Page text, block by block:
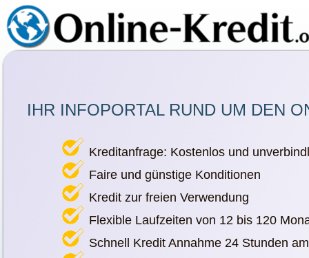
IHR INFOPORTAL RUND UM DEN
Kreditanfrage: Kostenlos und
Faire und günstige Konditionen
Kredit zur freien Verwendung
Flexible Laufzeiten von 12 bis 120
Schnell Kredit Annahme 24 Stunden